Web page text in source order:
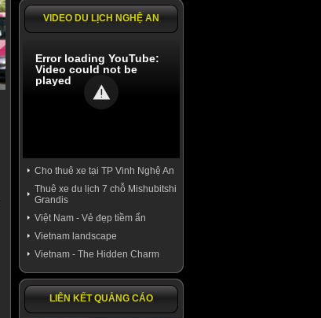
VIDEO DU LỊCH NGHỆ AN
Error loading YouTube:
Video could not be
played
Cho thuê xe tại TP Vinh Nghệ An
Thuê xe du lịch 7 chỗ Mishubitshi
Grandis
Việt Nam - Vẻ đẹp tiềm ẩn
Vietnam landscape
Vietnam - The Hidden Charm
LIÊN KẾT QUẢNG CÁO